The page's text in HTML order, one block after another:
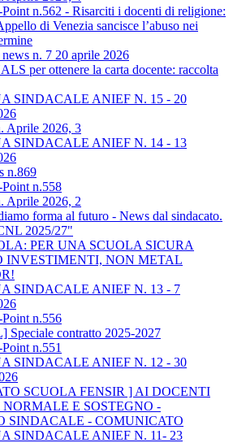
n.562 - Risarciti i docenti di religione:
di Venezia sancisce l’abuso nei
n. 7 20 aprile 2026
per ottenere la carta docente: raccolta
SINDACALE ANIEF N. 15 - 20
Aprile 2026, 3
SINDACALE ANIEF N. 14 - 13
n.869
n.558
Aprile 2026, 2
forma al futuro - News dal sindacato.
2025/27"
PER UNA SCUOLA SICURA
INVESTIMENTI, NON METAL
SINDACALE ANIEF N. 13 - 7
n.556
Speciale contratto 2025-2027
n.551
SINDACALE ANIEF N. 12 - 30
SCUOLA FENSIR ] AI DOCENTI
NORMALE E SOSTEGNO -
SINDACALE - COMUNICATO
SINDACALE ANIEF N. 11- 23